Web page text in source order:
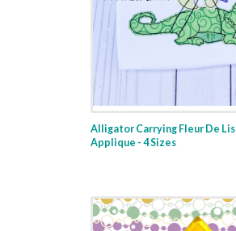
Alligator Carrying Fleur De Lis
Applique - 4 Sizes